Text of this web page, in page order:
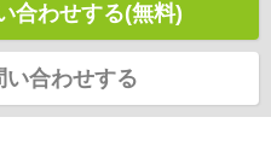
合わせする(無料)
い合わせする